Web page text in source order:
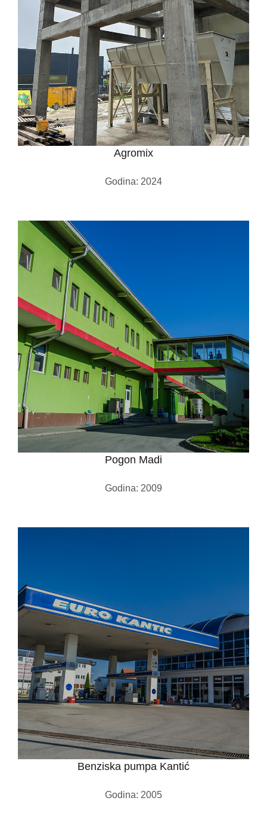
Agromix
Godina: 2024
Pogon Madi
Godina: 2009
Benziska pumpa Kantić
Godina: 2005